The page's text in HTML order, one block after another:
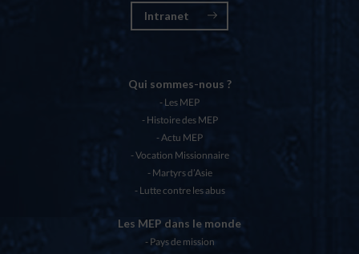
Intranet
Qui sommes-nous ?
Les MEP
Histoire des MEP
Actu MEP
Vocation Missionnaire
Martyrs d’Asie
Lutte contre les abus
Les MEP dans le monde
Pays de mission